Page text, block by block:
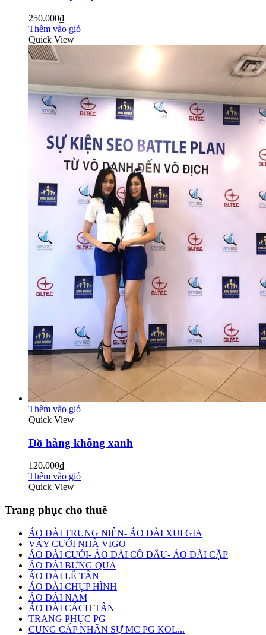
250.000₫
Thêm vào giỏ
Quick View
Thêm vào giỏ
Quick View
Đồ hàng không xanh
120.000₫
Thêm vào giỏ
Quick View
Trang phục cho thuê
ÁO DÀI TRUNG NIÊN- ÁO DÀI XUI GIA
VÁY CƯỚI NHÀ VIGO
ÁO DÀI CƯỚI- ÁO DÀI CÔ DÂU- ÁO DÀI CẶP
ÁO DÀI BƯNG QUẢ
ÁO DÀI LỄ TÂN
ÁO DÀI CHỤP HÌNH
ÁO DÀI NAM
ÁO DÀI CÁCH TÂN
TRANG PHỤC PG
CUNG CẤP NHÂN SỰ MC PG KOL...